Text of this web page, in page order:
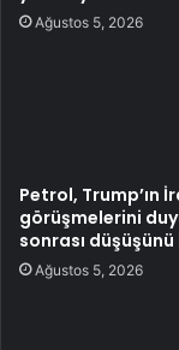
Ağustos 5, 2026
Petrol, Trump’ın
görüşmelerini
sonrası
Ağustos 5, 2026